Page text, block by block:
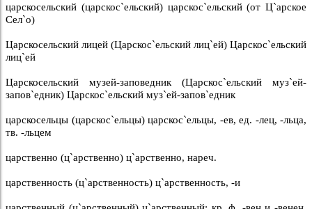
царскосельский (царскос`ельский) царскос`ельский (от Ц`арское
Сел`о)
Царскосельский лицей (Царскос`ельский лиц`ей) Царскос`ельский
лиц`ей
Царскосельский музей-заповедник (Царскос`ельский муз`ей-
запов`едник) Царскос`ельский муз`ей-запов`едник
царскосельцы (царскос`ельцы) царскос`ельцы, -ев, ед. -лец, -льца,
тв. -льцем
царственно (ц`арственно) ц`арственно, нареч.
царственность (ц`арственность) ц`арственность, -и